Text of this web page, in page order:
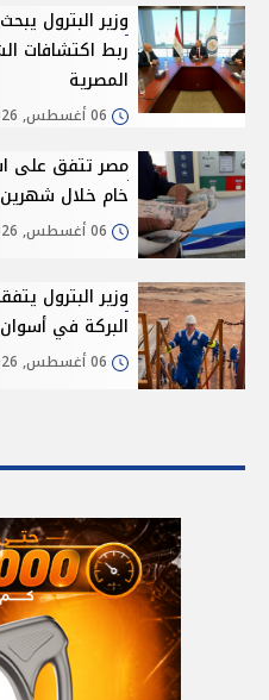
وزير البترول
ربط اكتشافات
المصرية
خام خلال شهرين
وزير البترول
البركة في أسوان